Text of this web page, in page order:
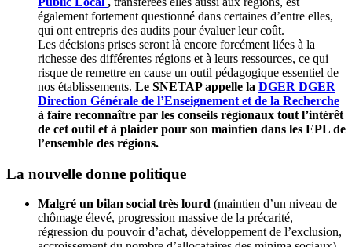
également fortement questionné dans certaines d’entre elles,
qui ont entrepris des audits pour évaluer leur coût.
Les décisions prises seront là encore forcément liées à la
richesse des différentes régions et à leurs ressources, ce qui
risque de remettre en cause un outil pédagogique essentiel de
nos établissements. Le SNETAP appelle la DGER DGER
Direction Générale de l’Enseignement et de la Recherche
à faire reconnaître par les conseils régionaux tout l’intérêt
de cet outil et à plaider pour son maintien dans les EPL de
l’ensemble des régions.
La nouvelle donne politique
Malgré un bilan social très lourd (maintien d’un niveau de
chômage élevé, progression massive de la précarité,
régression du pouvoir d’achat, développement de l’exclusion,